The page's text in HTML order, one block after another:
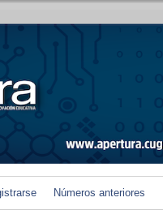
Números anteriores